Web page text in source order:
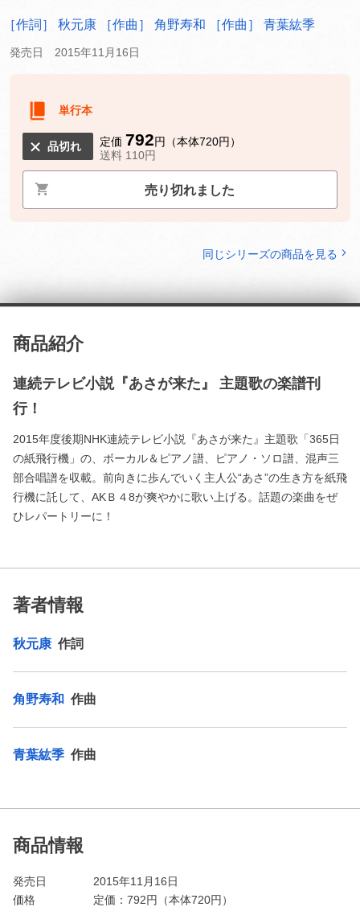
［作詞］ 秋元康 ［作曲］ 角野寿和 ［作曲］ 青葉紘季
発売日 2015年11月16日
単行本
品切れ 定価 792円（本体720円）
送料 110円
売り切れました
同じシリーズの商品を見る
商品紹介
連続テレビ小説『あさが来た』 主題歌の楽譜刊
行！
2015年度後期NHK連続テレビ小説『あさが来た』主題歌「365日
の紙飛行機」の、ボーカル＆ピアノ譜、ピアノ・ソロ譜、混声三
部合唱譜を収載。前向きに歩んでいく主人公“あさ”の生き方を紙飛
行機に託して、AKＢ４8が爽やかに歌い上げる。話題の楽曲をぜ
ひレパートリーに！
著者情報
秋元康 作詞
角野寿和 作曲
青葉紘季 作曲
商品情報
発売日
2015年11月16日
価格
定価： 792円（本体720円）